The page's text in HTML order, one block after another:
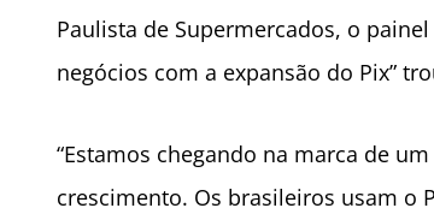
Paulista de Supermercados, o
negócios com a expansão do Pix”
“Estamos chegando na marca de
crescimento. Os brasileiros usam o